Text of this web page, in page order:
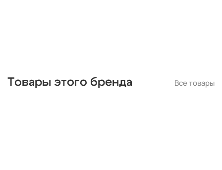
Товары этого бренда Все товары